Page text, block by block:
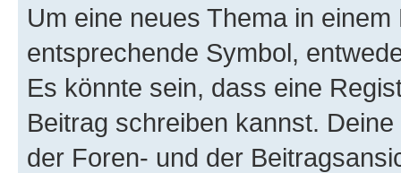
Um eine neues Thema in
entsprechende Symbol,
Es könnte sein, dass eine
Beitrag schreiben kannst.
der Foren- und der